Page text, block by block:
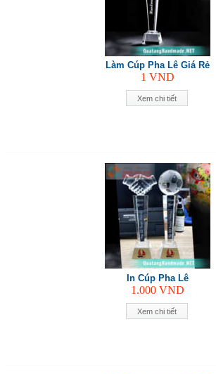
Xem chi tiết
Làm Cúp Pha Lê Giá Rẻ
1 VND
Xem chi tiết
In Cúp Pha Lê
1.000 VND